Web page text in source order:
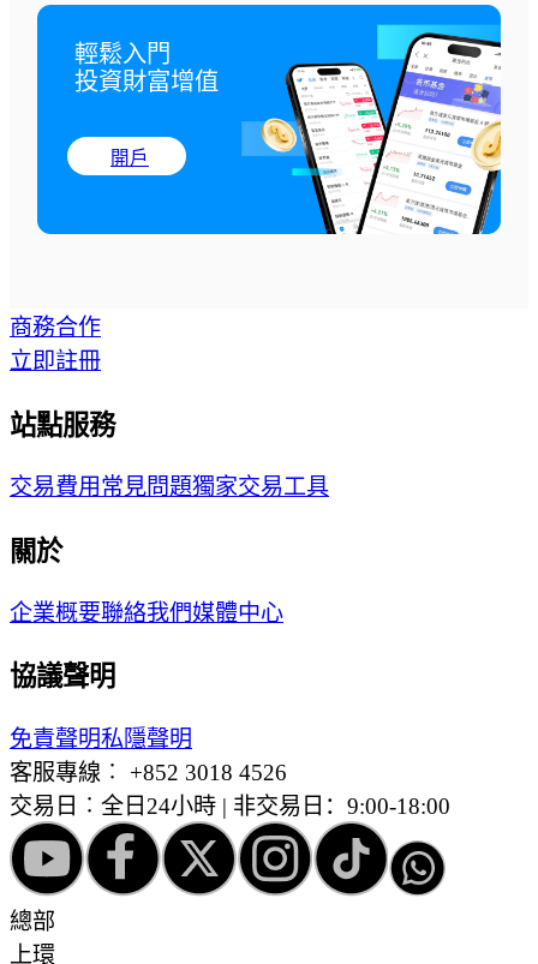
輕鬆入門
投資財富增值
開戶
商務合作
立即註冊
站點服務
交易費用常見問題獨家交易工具
關於
企業概要聯絡我們媒體中心
協議聲明
免責聲明私隱聲明
客服專線︰ +852 3018 4526
交易日︰全日24小時 | 非交易日：9:00-18:00
總部
上環